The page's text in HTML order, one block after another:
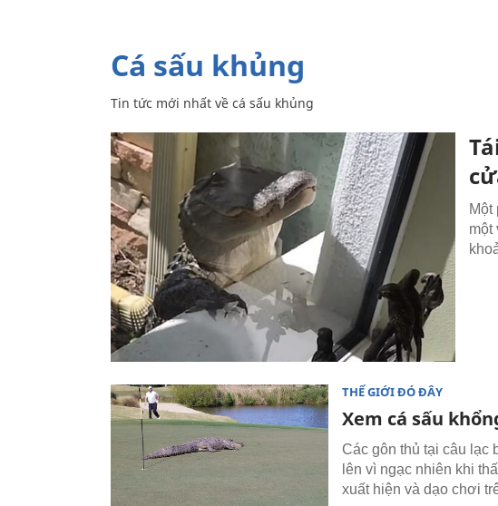
cá sấu khủng
Tin tức mới nhất về cá sấu khủng
Một
một
THẾ GIỚI ĐÓ ĐÂY
Xem cá sấu
Các gôn thủ tại câu lạc
lên vì ngạc nhiên khi
xuất hiện và dạo chơi